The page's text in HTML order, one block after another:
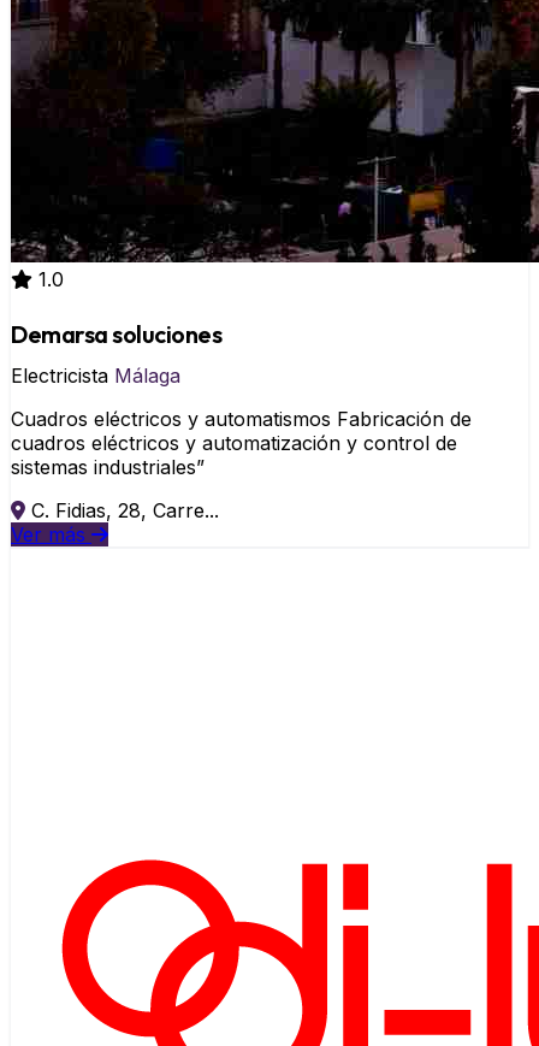
1.0
Demarsa soluciones
Electricista Málaga
Cuadros eléctricos y automatismos Fabricación de
cuadros eléctricos y automatización y control de
sistemas industriales”
C. Fidias, 28, Carre...
Ver más